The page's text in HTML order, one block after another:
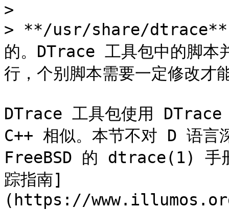
>
> **/usr/share/dtrace**
的。DTrace 工具包中的脚本
行，个别脚本需要一定修改才
DTrace 工具包使用 DTrace
C++ 相似。本节不对 D 语言
FreeBSD 的 dtrace(1) 手
踪指南]
(https://